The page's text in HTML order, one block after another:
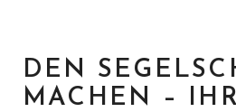
DEN
MACHEN –